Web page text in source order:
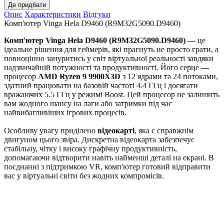
Де придбати
Опис Характеристики Відгуки
Комп'ютер Vinga Hela D9460 (R9M32G5090.D9460)
Комп'ютер Vinga Hela D9460 (R9M32G5090.D9460) — це
ідеальне рішення для геймерів, які прагнуть не просто грати, а
повноцінно зануритись у світ віртуальної реальності завдяки
надзвичайній потужності та продуктивності. Його серце —
процесор AMD Ryzen 9 9900X3D з 12 ядрами та 24 потоками,
здатний працювати на базовій частоті 4.4 ГГц і досягати
вражаючих 5.5 ГГц у режимі Boost. Цей процесор не залишить
вам жодного шансу на лаги або затримки під час
найвибагливіших ігрових процесів.
Особливу увагу приділено відеокарті, яка є справжнім
двигуном цього звіра. Дискретна відеокарта забезпечує
стабільну, чітку і високу графічну продуктивність,
допомагаючи відтворити навіть найменші деталі на екрані. В
поєднанні з підтримкою VR, комп'ютер готовий відправити
вас у віртуальні світи без жодних компромісів.